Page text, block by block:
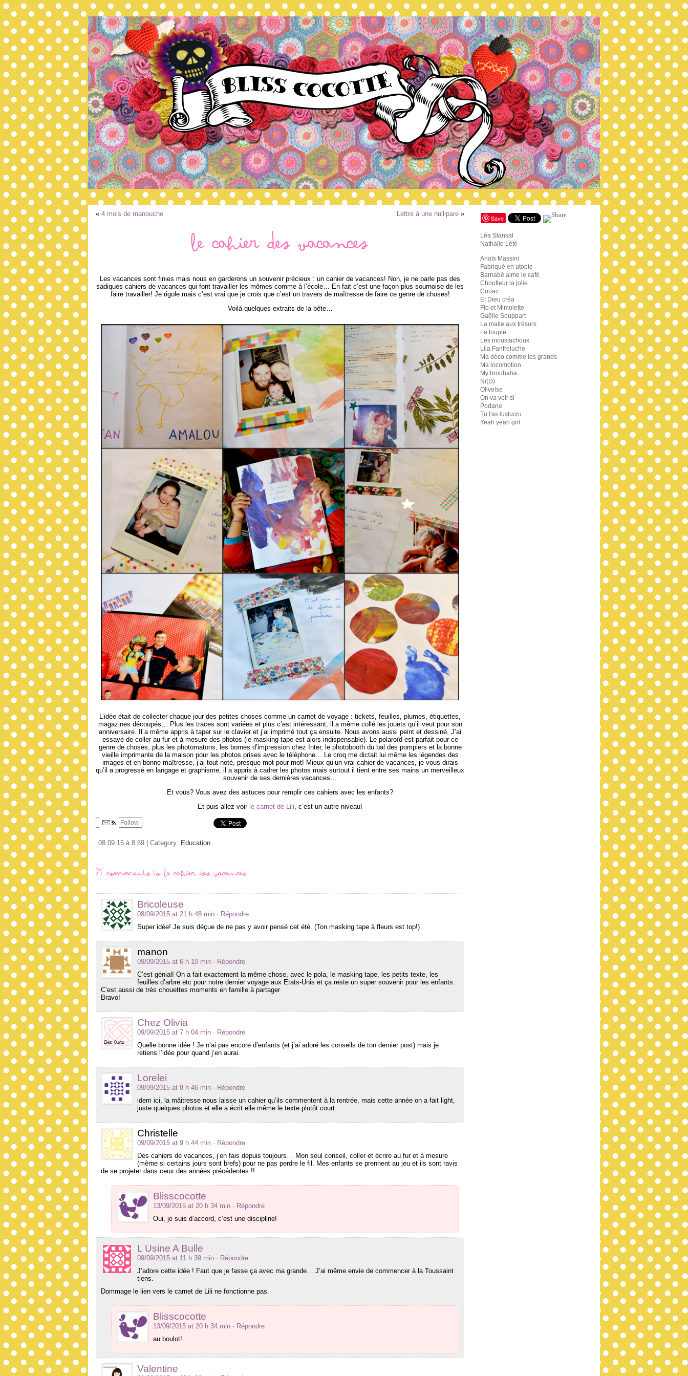
« 4 mois de manouche Lettre à une nullipare »
Le cahier des vacances
Les vacances sont finies mais nous en garderons un souvenir précieux : un cahier de vacances! Non, je ne parle pas des
sadiques cahiers de vacances qui font travailler les mômes comme à l’école… En fait c’est une façon plus sournoise de les
faire travailler! Je rigole mais c’est vrai que je crois que c’est un travers de maîtresse de faire ce genre de choses!
Voilà quelques extraits de la bête…
L’idée était de collecter chaque jour des petites choses comme un carnet de voyage : tickets, feuilles, plumes, étiquettes,
magazines découpés… Plus les traces sont variées et plus c’est intéressant, il a même collé les jouets qu’il veut pour son
anniversaire. Il a même appris à taper sur le clavier et j’ai imprimé tout ça ensuite. Nous avons aussi peint et dessiné. J’ai
essayé de coller au fur et à mesure des photos (le masking tape est alors indispensable). Le polaroïd est parfait pour ce
genre de choses, plus les photomatons, les bornes d’impression chez Inter, le photobooth du bal des pompiers et la bonne
vieille imprimante de la maison pour les photos prises avec le téléphone… Le croq me dictait lui même les légendes des
images et en bonne maîtresse, j’ai tout noté, presque mot pour mot! Mieux qu’un vrai cahier de vacances, je vous dirais
qu’il a progressé en langage et graphisme, il a appris à cadrer les photos mais surtout il tient entre ses mains un merveilleux
souvenir de ses dernières vacances…
Et vous? Vous avez des astuces pour remplir ces cahiers avec les enfants?
Et puis allez voir le carnet de Lili , c’est un autre niveau!
Follow
08.09.15 à 8:59 | Category: Education
21 comments to Le cahier des vacances
Bricoleuse
08/09/2015 at 21 h 48 min · Répondre
Super idée! Je suis déçue de ne pas y avoir pensé cet été. (Ton masking tape à fleurs est top!)
manon
09/09/2015 at 6 h 10 min · Répondre
C’est génial! On a fait exactement la même chose, avec le pola, le masking tape, les petits texte, les
feuilles d’arbre etc pour notre dernier voyage aux Etats-Unis et ça reste un super souvenir pour les enfants.
C’est aussi de très chouettes moments en famille à partager
Bravo!
Chez Olivia
09/09/2015 at 7 h 04 min · Répondre
Quelle bonne idée ! Je n’ai pas encore d’enfants (et j’ai adoré les conseils de ton dernier post) mais je
retiens l’idée pour quand j’en aurai.
Lorelei
09/09/2015 at 8 h 46 min · Répondre
idem ici, la mâitresse nous laisse un cahier qu’ils commentent à la rentrée, mais cette année on a fait light,
juste quelques photos et elle a écrit elle même le texte plutôt court.
Christelle
09/09/2015 at 9 h 44 min · Répondre
Des cahiers de vacances, j’en fais depuis toujours… Mon seul conseil, coller et écrire au fur et à mesure
(même si certains jours sont brefs) pour ne pas perdre le fil. Mes enfants se prennent au jeu et ils sont ravis
de se projeter dans ceux des années précédentes !!
Blisscocotte
13/09/2015 at 20 h 34 min · Répondre
Oui, je suis d’accord, c’est une discipline!
L Usine A Bulle
09/09/2015 at 11 h 39 min · Répondre
J’adore cette idée ! Faut que je fasse ça avec ma grande… J’ai même envie de commencer à la Toussaint
tiens.
Dommage le lien vers le carnet de Lili ne fonctionne pas.
Blisscocotte
13/09/2015 at 20 h 34 min · Répondre
au boulot!
Valentine
Save
Léa Stansal
Nathalie Lété
Anaïs Massini
Fabriqué en utopie
Barnabé aime le café
Choufleur la jolie
Couac
Et Dieu créa
Flo et Mimolette
Gaëlle Souppart
La malle aux trésors
La toupie
Les moustachoux
Lila Fanfreluche
Ma déco comme les grands
Ma locomotion
My brouhaha
Ni(D)
Olivelse
On va voir si
Podane
Tu l'as lustucru
Yeah yeah girl